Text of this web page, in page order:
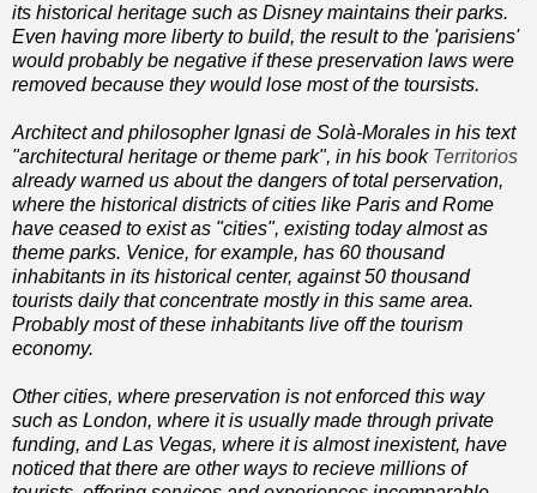
its historical heritage such as Disney maintains their parks.
Even having more liberty to build, the result to the 'parisiens'
would probably be negative if these preservation laws were
removed because they would lose most of the toursists.
Architect and philosopher Ignasi de Solà-Morales in his text
"architectural heritage or theme park", in his book Territorios
already warned us about the dangers of total perservation,
where the historical districts of cities like Paris and Rome
have ceased to exist as "cities", existing today almost as
theme parks. Venice, for example, has 60 thousand
inhabitants in its historical center, against 50 thousand
tourists dailythat concentrate mostly in this same area.
Probably most of these inhabitants live off the tourism
economy.
Other cities, where preservation is not enforced this way
such as London, where it is usually made through private
funding, and Las Vegas, where it is almost inexistent, have
noticed that there are other ways to recieve millions of